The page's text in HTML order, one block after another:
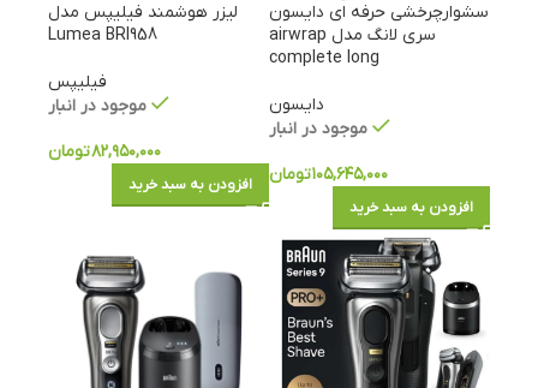
سشوارچرخشی حرفه ای دایسون
سری لانگ مدل airwrap
complete long
دایسون
موجود در انبار
۱۰۵,۶۴۵,۰۰۰تومان
افزودن به سبد خرید
لیزر هوشمند فیلیپس مدل
Lumea BRI958
فیلیپس
موجود در انبار
۸۲,۹۵۰,۰۰۰تومان
افزودن به سبد خرید